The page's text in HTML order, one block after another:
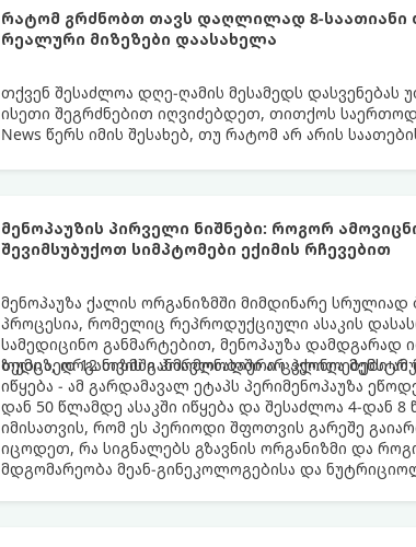
რატომ გრძნობთ თავს დაღლილად 8-საათიანი
რეალური მიზეზები დაასახელა
თქვენ შესაძლოა დღე-ღამის მესამედს დასვენებას
ისეთი შეგრძნებით იღვიძებდეთ, თითქოს საერთოდ
News წერს იმის შესახებ, თუ რატომ არ არის
მენოპაუზის პირველი ნიშნები: როგორ
შევიმსუბუქოთ სიმპტომები ექიმის რჩევებით
მენოპაუზა ქალის ორგანიზმში მიმდინარე
პროცესია, რომელიც რეპროდუქციული ასაკის
სამედიცინო განმარტებით, მენოპაუზა
ზედიზედ 12 თვის განმავლობაში არ ჰქონია
თუმცა, ორგანიზმში ჰორმონალური ცვლილებები ამ
იწყება - ამ გარდამავალ ეტაპს პერიმენოპაუზა
დან 50 წლამდე ასაკში იწყება და შესაძლოა 4-დან
იმისათვის, რომ ეს პერიოდი შფოთვის გარეშე
იცოდეთ, რა სიგნალებს გზავნის ორგანიზმი და
მდგომარეობა მეან-გინეკოლოგებისა და